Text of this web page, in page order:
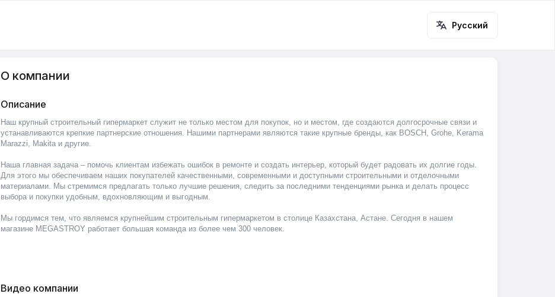
Русский
О компании
Описание
Наш крупный строительный гипермаркет служит не только местом для покупок, но и местом, где создаются долгосрочные связи и
устанавливаются крепкие партнерские отношения. Нашими партнерами являются такие крупные бренды, как BOSCH, Grohe, Kerama
Marazzi, Makita и другие.
Наша главная задача – помочь клиентам избежать ошибок в ремонте и создать интерьер, который будет радовать их долгие годы.
Для этого мы обеспечиваем наших покупателей качественными, современными и доступными строительными и отделочными
материалами. Мы стремимся предлагать только лучшие решения, следить за последними тенденциями рынка и делать процесс
выбора и покупки удобным, вдохновляющим и выгодным.
Мы гордимся тем, что являемся крупнейшим строительным гипермаркетом в столице Казахстана, Астане. Сегодня в нашем
магазине MEGASTROY работает большая команда из более чем 300 человек.
Видео компании